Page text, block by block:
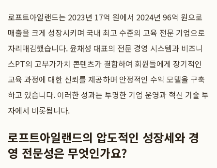
로프트아일랜드는 2023년 17억 원에서 2024년 96억 원으로
매출을 크게 성장시키며 국내 최고 수준의 교육 전문 기업으로
자리매김했습니다. 윤채성 대표의 전문 경영 시스템과 비즈니
스PT의 고부가가치 콘텐츠가 결합하여 회원들에게 장기적인
교육 과정에 대한 신뢰를 제공하며 안정적인 수익 모델을 구축
하고 있습니다. 이러한 성과는 투명한 기업 운영과 혁신 기술 투
자에서 비롯됩니다.
로프트아일랜드의 압도적인 성장세와 경
영 전문성은 무엇인가요?